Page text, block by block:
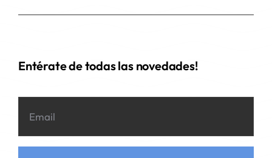
Entérate de todas las novedades!